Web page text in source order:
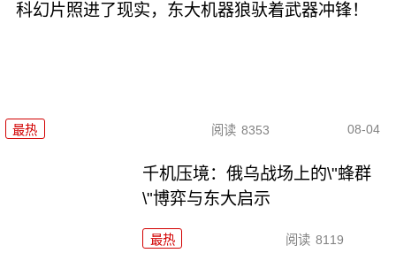
科幻片照进了现实，东大机器狼驮着武器冲锋！
最热 阅读 8353 08-04
千机压境：俄乌战场上的\"蜂群
\"博弈与东大启示
最热 阅读 8119